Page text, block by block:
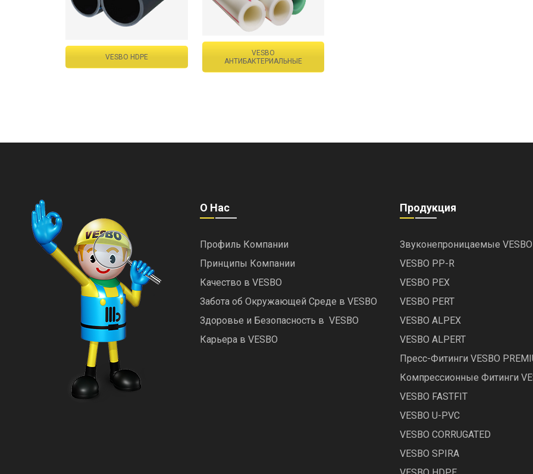
VESBO HDPE
VESBO
АНТИБАКТЕРИАЛЬНЫЕ
О Нас
Профиль Компании
Принципы Компании
Качество в VESBO
Забота об Окружающей Среде в VESBO
Здоровье и Безопасность в VESBO
Карьера в VESBO
Продукция
Звуконепроницаемые VESBO
VESBO PP-R
VESBO PEX
VESBO PERT
VESBO ALPEX
VESBO ALPERT
Пресс-Фитинги VESBO
Компрессионные Фитинги
VESBO FASTFIT
VESBO U-PVC
VESBO CORRUGATED
VESBO SPIRA